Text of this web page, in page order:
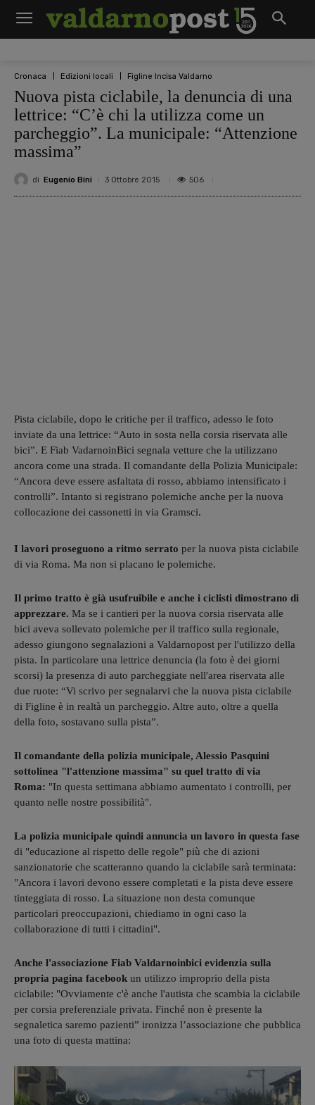
Cronaca Edizioni locali Figline Incisa Valdarno
Nuova pista ciclabile, la denuncia di una
lettrice: “C’è chi la utilizza come un
parcheggio”. La municipale: “Attenzione
massima”
di Eugenio Bini 3 Ottobre 2015 506
Pista ciclabile, dopo le critiche per il traffico, adesso le foto
inviate da una lettrice: “Auto in sosta nella corsia riservata alle
bici”. E Fiab VadarnoinBici segnala vetture che la utilizzano
ancora come una strada. Il comandante della Polizia Municipale:
“Ancora deve essere asfaltata di rosso, abbiamo intensificato i
controlli”. Intanto si registrano polemiche anche per la nuova
collocazione dei cassonetti in via Gramsci.
I lavori proseguono a ritmo serrato per la nuova pista ciclabile
di via Roma. Ma non si placano le polemiche.
Il primo tratto è già usufruibile e anche i ciclisti dimostrano di
apprezzare. Ma se i cantieri per la nuova corsia riservata alle
bici aveva sollevato polemiche per il traffico sulla regionale,
adesso giungono segnalazioni a Valdarnopost per l'utilizzo della
pista. In particolare una lettrice denuncia (la foto è dei giorni
scorsi) la presenza di auto parcheggiate nell'area riservata alle
due ruote: “Vi scrivo per segnalarvi che la nuova pista ciclabile
di Figline è in realtà un parcheggio. Altre auto, oltre a quella
della foto, sostavano sulla pista”.
Il comandante della polizia municipale, Alessio Pasquini
sottolinea "l'attenzione massima" su quel tratto di via
Roma: "In questa settimana abbiamo aumentato i controlli, per
quanto nelle nostre possibilità".
La polizia municipale quindi annuncia un lavoro in questa fase
di "educazione al rispetto delle regole" più che di azioni
sanzionatorie che scatteranno quando la ciclabile sarà terminata:
"Ancora i lavori devono essere completati e la pista deve essere
tinteggiata di rosso. La situazione non desta comunque
particolari preoccupazioni, chiediamo in ogni caso la
collaborazione di tutti i cittadini".
Anche l'associazione Fiab Valdarnoinbici evidenzia sulla
propria pagina facebook un utilizzo improprio della pista
ciclabile: "Ovviamente c'è anche l'autista che scambia la ciclabile
per corsia preferenziale privata. Finché non è presente la
segnaletica saremo pazienti” ironizza l’associazione che pubblica
una foto di questa mattina: